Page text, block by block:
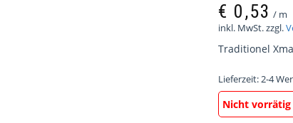
€ 0,53 / m
inkl. MwSt.zzgl.
Traditionel
Lieferzeit:2-4
Nicht vorrätig